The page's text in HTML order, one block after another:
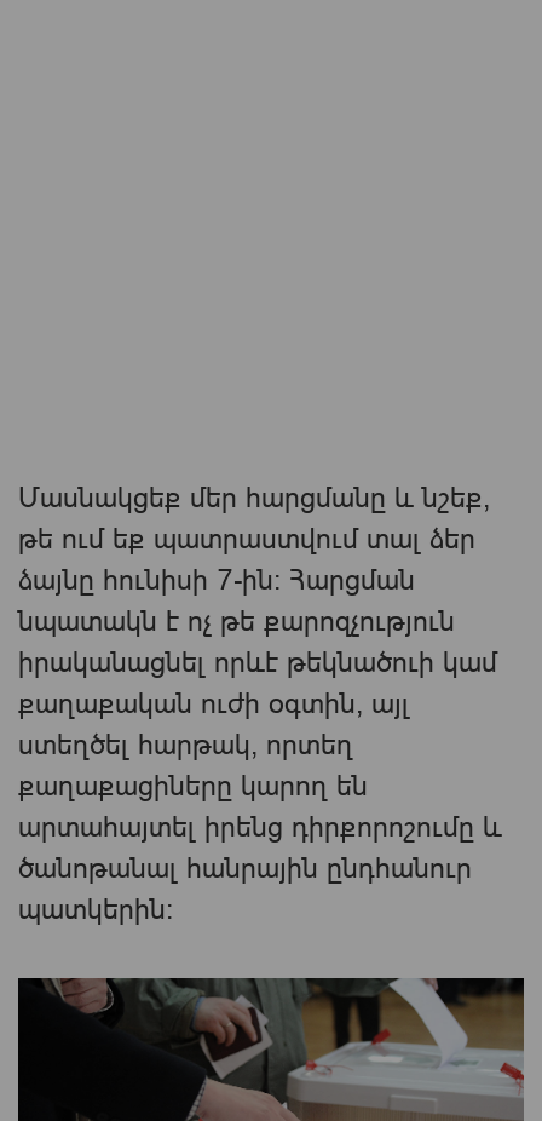
Մասնակցեք մեր հարցմանը և նշեք,
թե ում եք պատրաստվում տալ ձեր
ձայնը հունիսի 7-ին։ Հարցման
նպատակն է ոչ թե քարոզչություն
իրականացնել որևէ թեկնածուի կամ
քաղաքական ուժի օգտին, այլ
ստեղծել հարթակ, որտեղ
քաղաքացիները կարող են
արտահայտել իրենց դիրքորոշումը և
ծանոթանալ հանրային ընդհանուր
պատկերին։